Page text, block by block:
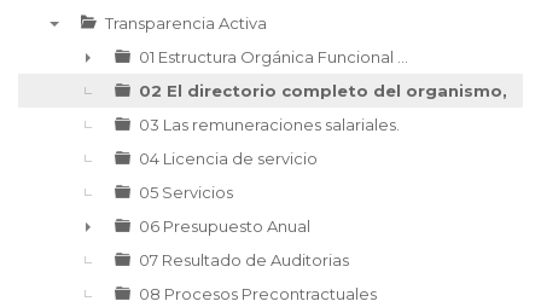
Transparencia Activa
►
01 Estructura Orgánica Funcional ...
02 El directorio completo del organismo,
03 Las remuneraciones salariales.
04 Licencia de servicio
05 Servicios
►
06 Presupuesto Anual
07 Resultado de Auditorias
08 Procesos Precontractuales